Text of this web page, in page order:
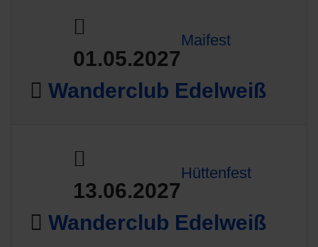
01.05.2027
Maifest
Wanderclub Edelweiß
13.06.2027
Hüttenfest
Wanderclub Edelweiß